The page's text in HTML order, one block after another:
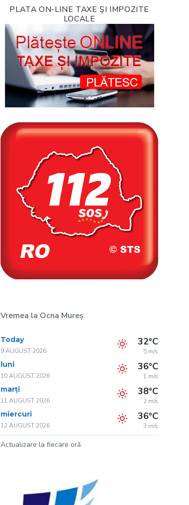
PLATA ON-LINE TAXE ȘI IMPOZITE
LOCALE
Vremea la Ocna Mureș
Today
9 AUGUST 2026
32°C
5 m/s
luni
10 AUGUST 2026
36°C
1 m/s
marți
11 AUGUST 2026
38°C
2 m/s
miercuri
12 AUGUST 2026
36°C
3 m/s
Actualizare la fiecare oră.